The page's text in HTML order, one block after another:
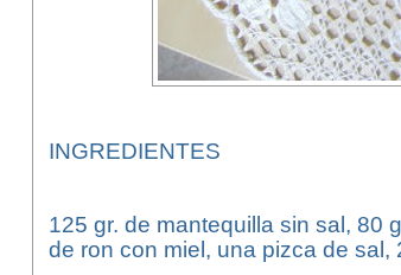
INGREDIENTES
125 gr. de mantequilla sin sal, 80
de ron con miel, una pizca de sal,